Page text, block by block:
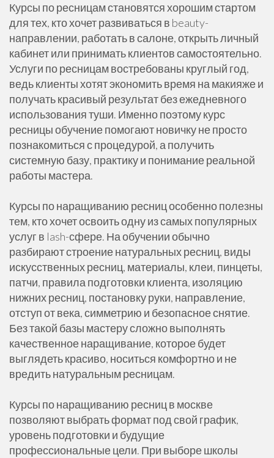
Курсы по ресницам становятся хорошим стартом
для тех, кто хочет развиваться в beauty-
направлении, работать в салоне, открыть личный
кабинет или принимать клиентов самостоятельно.
Услуги по ресницам востребованы круглый год,
ведь клиенты хотят экономить время на макияже и
получать красивый результат без ежедневного
использования туши. Именно поэтому курс
ресницы обучение помогают новичку не просто
познакомиться с процедурой, а получить
системную базу, практику и понимание реальной
работы мастера.
Курсы по наращиванию ресниц особенно полезны
тем, кто хочет освоить одну из самых популярных
услуг в lash-сфере. На обучении обычно
разбирают строение натуральных ресниц, виды
искусственных ресниц, материалы, клеи, пинцеты,
патчи, правила подготовки клиента, изоляцию
нижних ресниц, постановку руки, направление,
отступ от века, симметрию и безопасное снятие.
Без такой базы мастеру сложно выполнять
качественное наращивание, которое будет
выглядеть красиво, носиться комфортно и не
вредить натуральным ресницам.
Курсы по наращиванию ресниц в москве
позволяют выбрать формат под свой график,
уровень подготовки и будущие
профессиональные цели. При выборе школы